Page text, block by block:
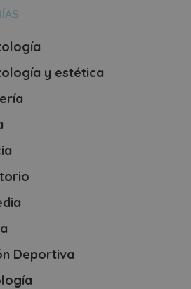
y estética
Deportiva